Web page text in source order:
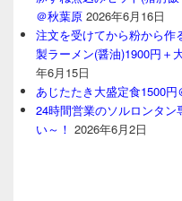
＠秋葉原 2026年6月16日
注文を受けてから粉から作
製ラーメン(醤油)1900円＋
年6月15日
あじたたき大盛定食1500
24時間営業のソルロンタ
い～！ 2026年6月2日